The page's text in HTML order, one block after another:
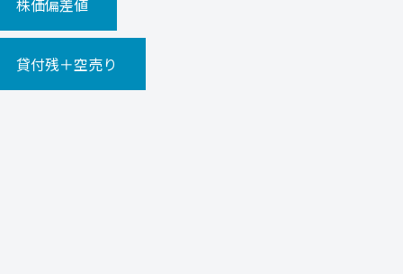
株価偏差値
貸付残＋空売り